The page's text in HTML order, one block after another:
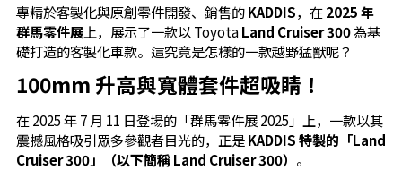
專精於客製化與原創零件開發、銷售的KADDIS，在2025 年
群馬零件展上，展示了一款以 ToyotaLand Cruiser 300為基
礎打造的客製化車款。這究竟是怎樣的一款越野猛獸呢？
100mm 升高與寬體套件超吸睛！
在 2025 年 7 月 11 日登場的「群馬零件展 2025」上，一款以其
震撼風格吸引眾多參觀者目光的，正是KADDIS 特製的「Land
Cruiser 300」（以下簡稱 Land Cruiser 300） 。